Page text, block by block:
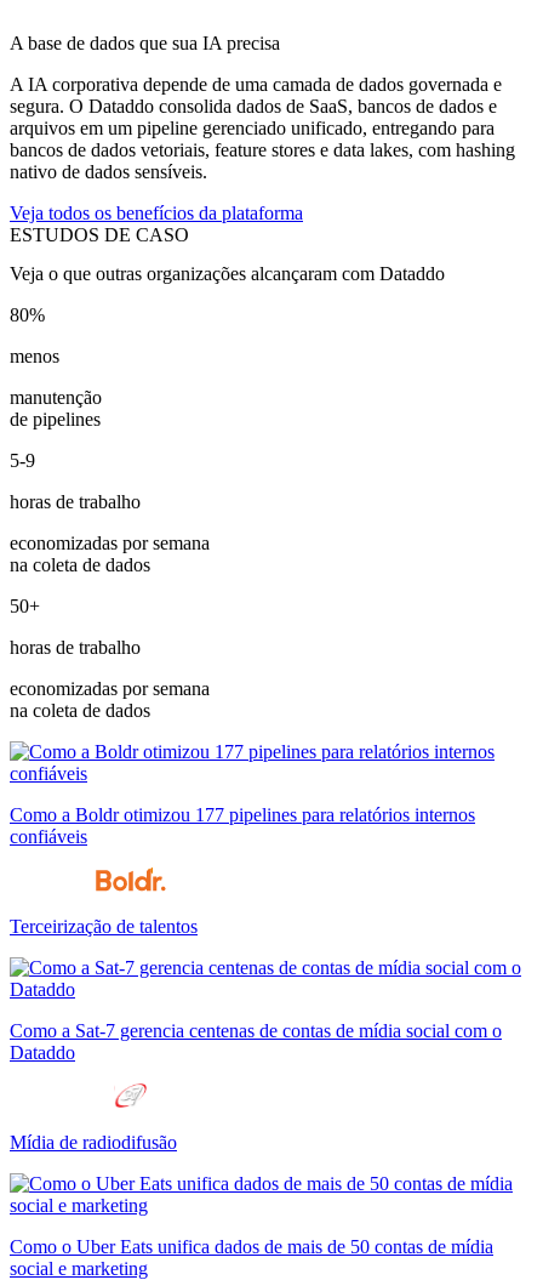
A base de dados que sua IA precisa
A IA corporativa depende de uma camada de dados governada e
segura. O Dataddo consolida dados de SaaS, bancos de dados e
arquivos em um pipeline gerenciado unificado, entregando para
bancos de dados vetoriais, feature stores e data lakes, com hashing
nativo de dados sensíveis.
Veja todos os benefícios da plataforma
ESTUDOS DE CASO
Veja o que outras organizações alcançaram com Dataddo
80%
menos
manutenção
de pipelines
5-9
horas de trabalho
economizadas por semana
na coleta de dados
50+
horas de trabalho
economizadas por semana
na coleta de dados
Como a Boldr otimizou 177 pipelines para relatórios internos
confiáveis
Terceirização de talentos
Como a Sat-7 gerencia centenas de contas de mídia social com o
Dataddo
Mídia de radiodifusão
Como o Uber Eats unifica dados de mais de 50 contas de mídia
social e marketing